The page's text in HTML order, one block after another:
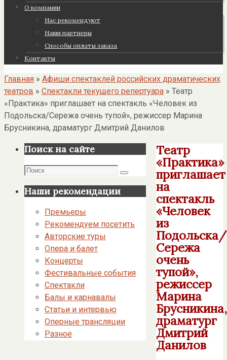
О компании
Нас рекомендуют
Наши партнеры
Cпособы оплаты заказа
Контакты
Главная » Афиши спектаклей российских драматических
театров » Спектакли текущего репертуара » Театр
«Практика» приглашает на спектакль «Человек из
Подольска/Сережа очень тупой», режиссер Марина
Брусникина, драматург Дмитрий Данилов
Театр
«Практика»
приглашает
на
спектакль
«Человек
из
Подольска/
Сережа
очень
тупой»,
режиссер
Марина
Брусникина,
драматург
Дмитрий
Данилов
Поиск на сайте
Поиск
Поиск
Наши рекомендации
Премьеры
Рекомендуем посетить
Авторские туры
Опера и балет
Концерты
Фестивальные события
Спектакли
Балы и карнавалы
Статьи и интервью
Оперные трансляции
Разное